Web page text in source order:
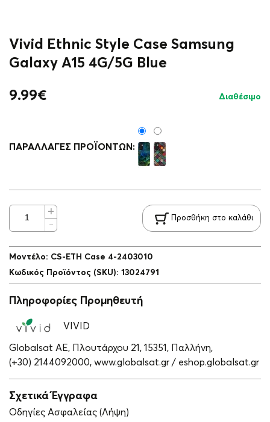
Vivid Ethnic Style Case Samsung
Galaxy A15 4G/5G Blue
9.99€ Διαθέσιμο
ΠΑΡΑΛΛΑΓΈΣ ΠΡΟΪΌΝΤΩΝ:
Προσθήκη στο καλάθι
Μοντέλο: CS-ETH Case 4-2403010
Κωδικός Προϊόντος (SKU): 13024791
Πληροφορίες Προμηθευτή
VIVID
Globalsat ΑΕ, Πλουτάρχου 21, 15351, Παλλήνη,
(+30) 2144092000, www.globalsat.gr / eshop.globalsat.gr
Σχετικά Έγγραφα
Οδηγίες Ασφαλείας (Λήψη)